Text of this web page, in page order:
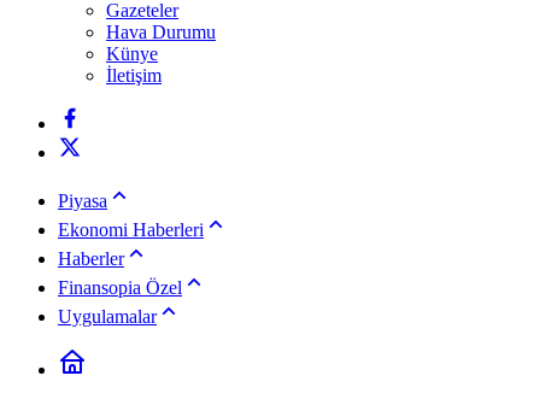
Gazeteler
Hava Durumu
Künye
İletişim
Piyasa
Ekonomi Haberleri
Haberler
Finansopia Özel
Uygulamalar